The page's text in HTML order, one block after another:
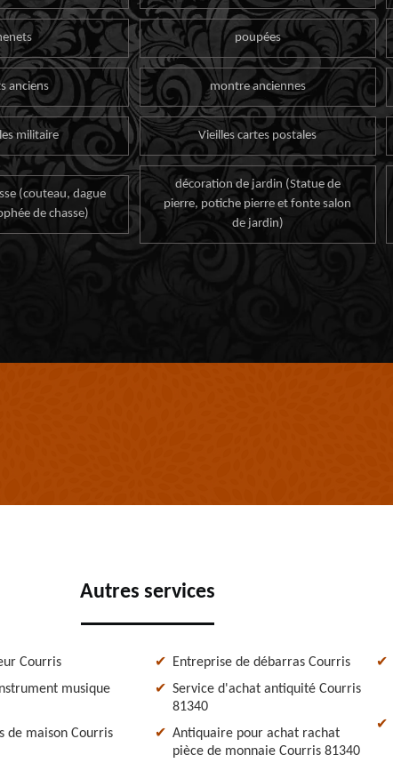
poupées
anciens montre anciennes
militaire Vieilles cartes postales
(couteau, dague
de chasse)
décoration de jardin (Statue de
pierre, potiche pierre et fonte salon
de jardin)
Autres services
Courris
musique
de maison Courris
Entreprise de débarras Courris
Service d'achat antiquité Courris
81340
Antiquaire pour achat rachat
pièce de monnaie Courris 81340